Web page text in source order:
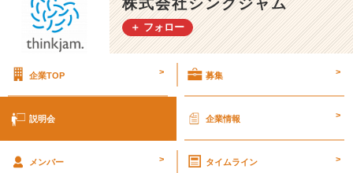
ン
ク
の
会
株式会社シンクジャム
＋ フォロー
企業TOP > 募集 >
説明会 企業情報 >
メンバー > タイムライン >